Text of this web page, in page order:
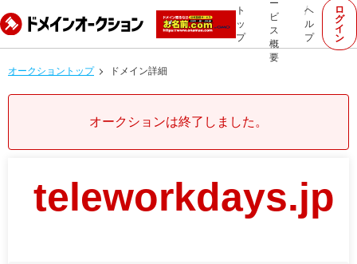
ト
ッ
プ
ー
ビ
ス
概
要
ヘ
ル
プ
ロ
グ
イ
ン
オークショントップ ドメイン詳細
オークションは終了しました。
teleworkdays.jp